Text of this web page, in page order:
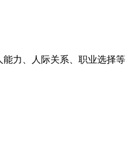
力、人际关系、职业选择等